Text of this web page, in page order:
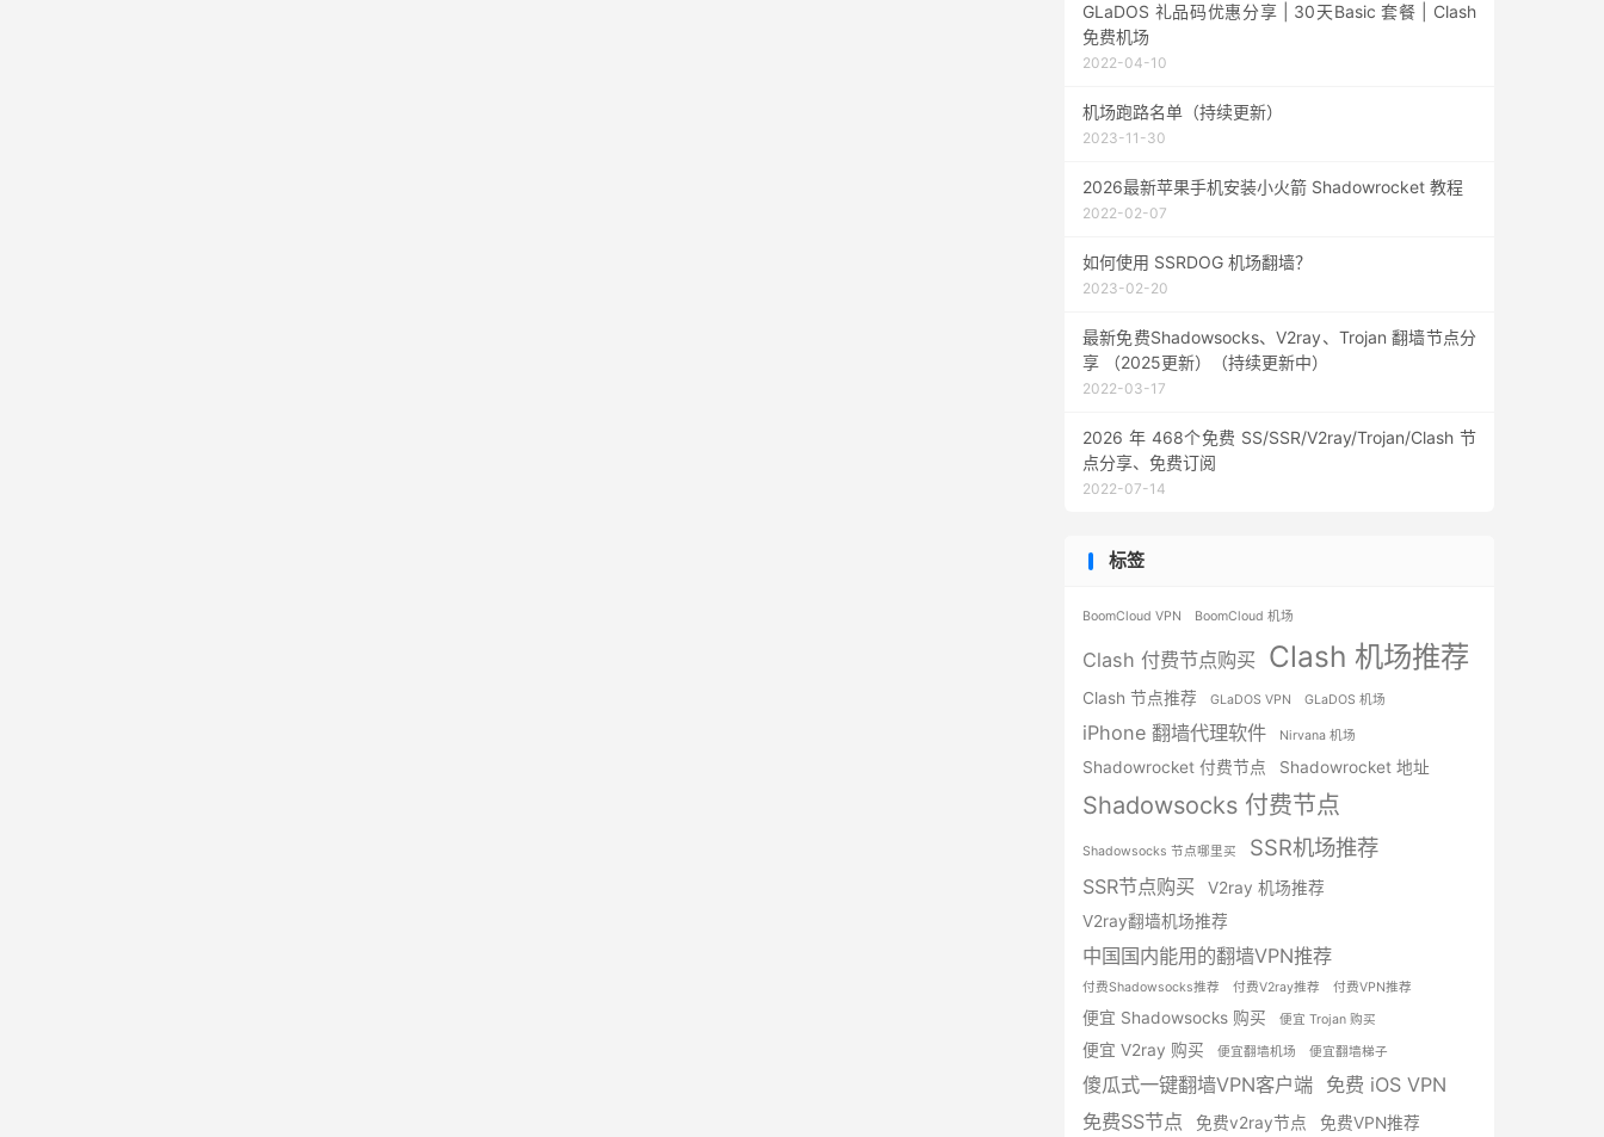
GLaDOS 礼品码优惠分享 | 30天Basic 套餐 | Clash
免费机场
2022-04-10
机场跑路名单（持续更新）
2023-11-30
2026最新苹果手机安装小火箭 Shadowrocket 教程
2022-02-07
如何使用 SSRDOG 机场翻墙？
2023-02-20
最新免费Shadowsocks、V2ray、Trojan 翻墙节点分
享 （2025更新）（持续更新中）
2022-03-17
2026 年 468个免费 SS/SSR/V2ray/Trojan/Clash 节
点分享、免费订阅
2022-07-14
标签
BoomCloud VPN BoomCloud 机场
Clash 付费节点购买 Clash 机场推荐
Clash 节点推荐 GLaDOS VPN GLaDOS 机场
iPhone 翻墙代理软件 Nirvana 机场
Shadowrocket 付费节点 Shadowrocket 地址
Shadowsocks 付费节点
Shadowsocks 节点哪里买 SSR机场推荐
SSR节点购买
V2ray 机场推荐
V2ray翻墙机场推荐
中国国内能用的翻墙VPN推荐
付费Shadowsocks推荐 付费V2ray推荐 付费VPN推荐
便宜 Shadowsocks 购买 便宜 Trojan 购买
便宜 V2ray 购买 便宜翻墙机场 便宜翻墙梯子
傻瓜式一键翻墙VPN客户端 免费 iOS VPN
免费SS节点
免费v2ray节点 免费VPN推荐